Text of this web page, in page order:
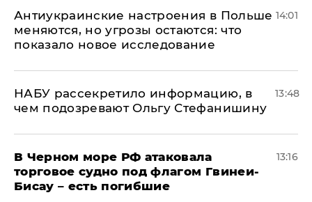
Антиукраинские настроения в Польше
меняются, но угрозы остаются: что
показало новое исследование
14:01
НАБУ рассекретило информацию, в
чем подозревают Ольгу Стефанишину
13:48
В Черном море РФ атаковала
торговое судно под флагом Гвинеи-
Бисау – есть погибшие
13:16